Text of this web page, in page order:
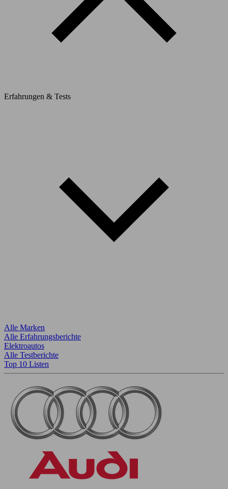
Erfahrungen & Tests
Alle Marken
Alle Erfahrungsberichte
Elektroautos
Alle Testberichte
Top 10 Listen